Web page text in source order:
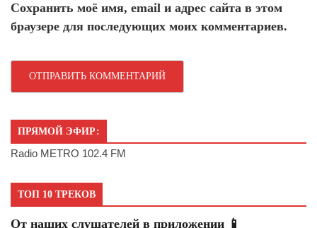
Сохранить моё имя, email и адрес сайта в этом
браузере для последующих моих комментариев.
ПРЯМОЙ ЭФИР:
Radio METRO 102.4 FM
ТОП 10 ТРЕКОВ
От наших слушателей в приложении 📱